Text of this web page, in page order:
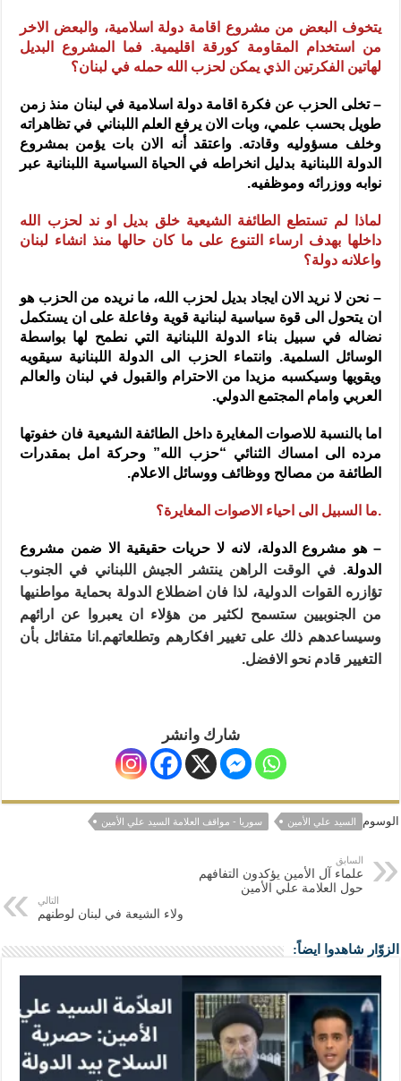
يتخوف البعض من مشروع اقامة دولة اسلامية، والبعض الاخر
من استخدام المقاومة كورقة اقليمية. فما المشروع البديل
لهاتين الفكرتين الذي يمكن لحزب الله حمله في لبنان؟
– تخلى الحزب عن فكرة اقامة دولة اسلامية في لبنان منذ زمن
طويل بحسب علمي، وبات الان يرفع العلم اللبناني في تظاهراته
وخلف مسؤوليه وقادته. واعتقد أنه الان بات يؤمن بمشروع
الدولة اللبنانية بدليل انخراطه في الحياة السياسية اللبنانية عبر
نوابه ووزرائه وموظفيه.
لماذا لم تستطع الطائفة الشيعية خلق بديل او ند لحزب الله
داخلها بهدف ارساء التنوع على ما كان حالها منذ انشاء لبنان
واعلانه دولة؟
– نحن لا نريد الان ايجاد بديل لحزب الله، ما نريده من الحزب هو
ان يتحول الى قوة سياسية لبنانية قوية وفاعلة على ان يستكمل
نضاله في سبيل بناء الدولة اللبنانية التي نطمح لها بواسطة
الوسائل السلمية. وانتماء الحزب الى الدولة اللبنانية سيقويه
ويقويها وسيكسبه مزيدا من الاحترام والقبول في لبنان والعالم
العربي وامام المجتمع الدولي.
اما بالنسبة للاصوات المغايرة داخل الطائفة الشيعية فان خفوتها
مرده الى امساك الثنائي “حزب الله” وحركة امل بمقدرات
الطائفة من مصالح ووظائف ووسائل الاعلام.
.ما السبيل الى احياء الاصوات المغايرة؟
– هو مشروع الدولة، لانه لا حريات حقيقية الا ضمن مشروع
الدولة. في الوقت الراهن ينتشر الجيش اللبناني في الجنوب
تؤازره القوات الدولية، لذا فان اضطلاع الدولة بحماية مواطنيها
من الجنوبيين ستسمح لكثير من هؤلاء ان يعبروا عن ارائهم
وسيساعدهم ذلك على تغيير افكارهم وتطلعاتهم. انا متفائل بأن
التغيير قادم نحو الافضل.
شارك وانشر
الوسوم السيد علي الأمين سوريا - مواقف العلامة السيد علي الأمين
السابق
علماء آل الأمين يؤكدون التفافهم
حول العلامة علي الأمين
التالي
ولاء الشيعة في لبنان لوطنهم
الزوّار شاهدوا ايضاً: